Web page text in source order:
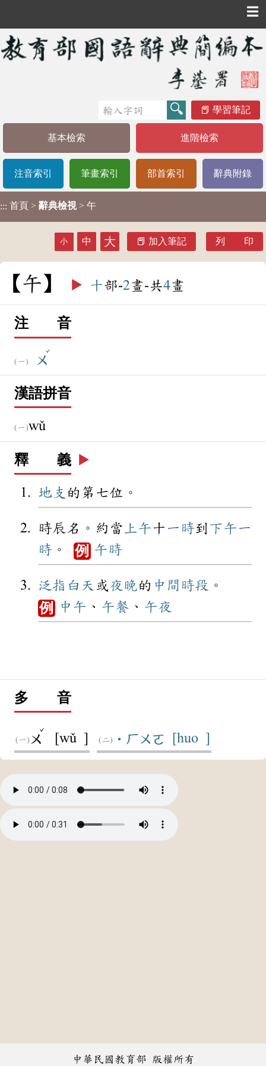
☰
學習筆記
基本檢索 進階檢索
注音索引 筆畫索引 部首索引 辭典附錄
::: 首頁 > 辭典檢視 > 午
小 中 大 加入筆記 列 印
午 ▶️ 十部-2畫-共4畫
注 音
ㄨ
ˇ
漢語拼音
wǔ
釋 義 ▶️
地支 的第七位。
時辰名。約當 上午十一時到 下午一
時 。 例 午時
泛指 白天 或夜晚 的 中間 時段 。
例 中午 、 午餐 、 午夜
多 音
ㄨ
ˇ
[wǔ ] ˙ㄏㄨㄛ [huo ]
中華民國教育部 版權所有